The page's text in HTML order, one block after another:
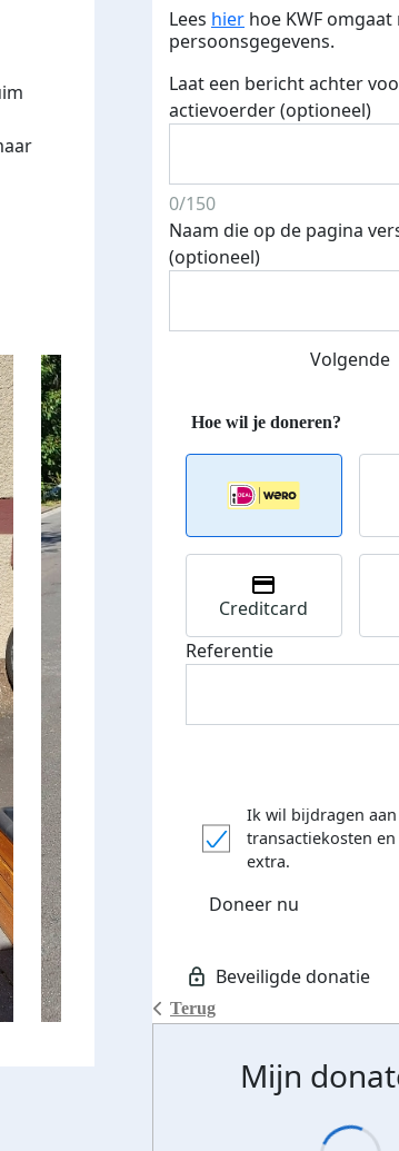
Lees hier hoe KWF omgaat
persoonsgegevens.
Laat een bericht achter
actievoerder (optioneel)
0/150
Naam die op de pagina
(optioneel)
Volgende
Terug
Creditcard
Referentie
Ik wil bijdragen
transactiekosten en
extra.
Doneer nu
Mijn